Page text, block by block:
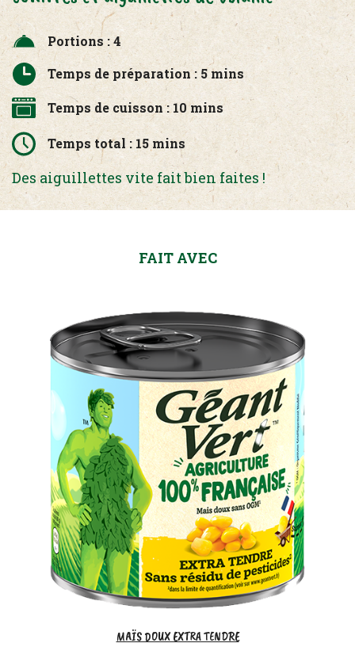
Portions : 4
Temps de préparation : 5 mins
Temps de cuisson : 10 mins
Temps total : 15 mins
Des aiguillettes vite fait bien faites !
FAIT AVEC
MAÏS DOUX EXTRA TENDRE